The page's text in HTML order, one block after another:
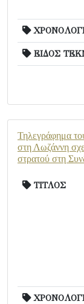
ΕΙΔΟΣ
Τηλεγράφημα
στη Λωζάννη
στρατού στη
ΤΙΤΛΟΣ